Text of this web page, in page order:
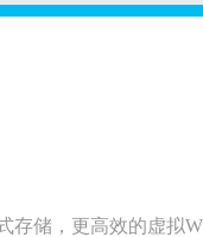
存储，更高效的虚拟